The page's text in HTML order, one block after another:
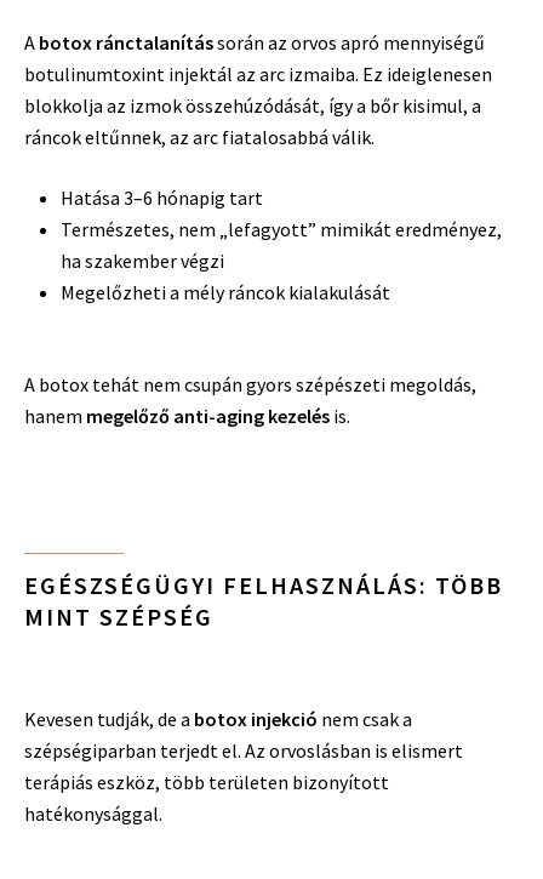
A botox ránctalanítássorán az orvos apró mennyiségű
botulinumtoxint injektál az arc izmaiba. Ez ideiglenesen
blokkolja az izmok összehúzódását, így a bőr kisimul, a
ráncok eltűnnek, az arc fiatalosabbá válik.
Hatása 3–6 hónapig tart
Természetes, nem „lefagyott” mimikát eredményez,
ha szakember végzi
Megelőzheti a mély ráncok kialakulását
A botox tehát nem csupán gyors szépészeti megoldás,
hanem megelőző anti-aging kezelés is.
EGÉSZSÉGÜGYI FELHASZNÁLÁS: TÖBB
MINT SZÉPSÉG
Kevesen tudják, de a botox injekció nem csak a
szépségiparban terjedt el. Az orvoslásban is elismert
terápiás eszköz, több területen bizonyított
hatékonysággal.